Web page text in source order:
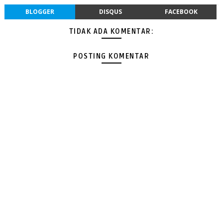
BLOGGER DISQUS FACEBOOK
TIDAK ADA KOMENTAR:
POSTING KOMENTAR